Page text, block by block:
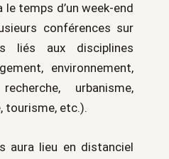
temps d’un week-end
conférences sur
liés aux disciplines
environnement,
urbanisme,
tourisme, etc.).
aura lieu en distanciel